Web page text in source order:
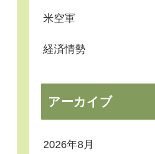
米空軍
経済情勢
アーカイブ
2026年8月